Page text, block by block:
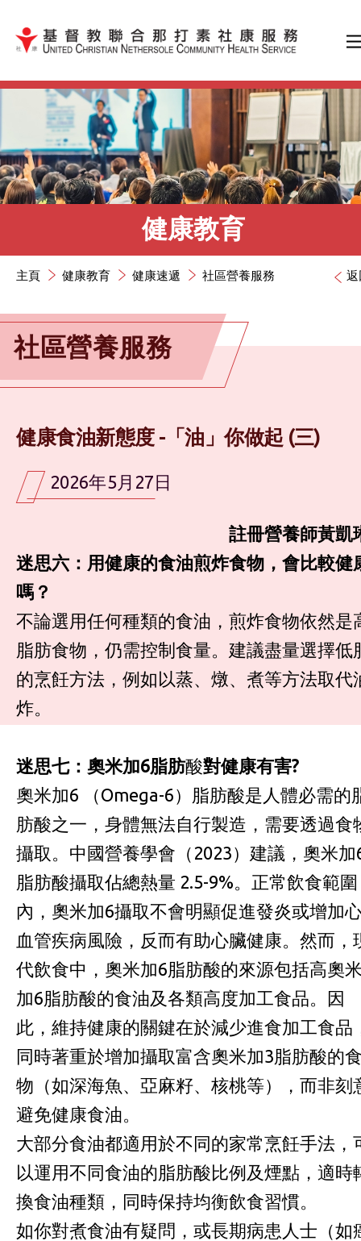
跳到內容（按輸入鍵）
健康教育
返
主頁 健康教育 健康速遞 社區營養服務
社區營養服務
健康食油新態度 -「油」你做起 (三)
2026年5月27日
註冊營養師黃凱
迷思六：用健康的食油煎炸食物，會比較健
嗎？
不論選用任何種類的食油，煎炸食物依然是
脂肪食物，仍需控制食量。建議盡量選擇低
的烹飪方法，例如以蒸、燉、煮等方法取代
炸。
迷思七：奧米加6脂肪酸對健康有害?
奧米加6 （Omega-6）脂肪酸是人體必需的
肪酸之一，身體無法自行製造，需要透過食
攝取。中國營養學會（2023）建議，奧米加
脂肪酸攝取佔總熱量 2.5-9%。正常飲食範圍
內，奧米加6攝取不會明顯促進發炎或增加
血管疾病風險，反而有助心臟健康。然而，
代飲食中，奧米加6脂肪酸的來源包括高奧
加6脂肪酸的食油及各類高度加工食品。因
此，維持健康的關鍵在於減少進食加工食品
同時著重於增加攝取富含奧米加3脂肪酸的
物（如深海魚、亞麻籽、核桃等），而非刻
避免健康食油。
大部分食油都適用於不同的家常烹飪手法，
以運用不同食油的脂肪酸比例及煙點，適時
換食油種類，同時保持均衡飲食習慣。
如你對煮食油有疑問，或長期病患人士（如